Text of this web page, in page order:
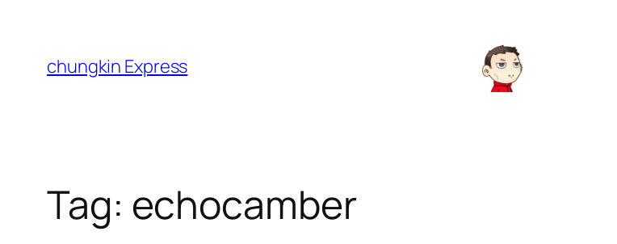
contentchungkin Express
Tag: echocamber